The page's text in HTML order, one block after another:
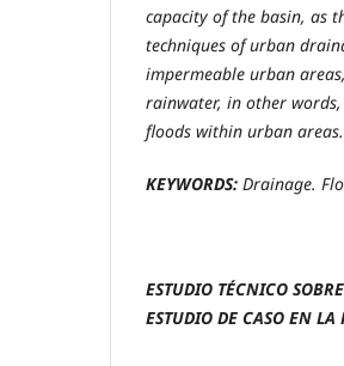
capacity of the basin, as
techniques of urban
impermeable urban
rainwater, in other
floods within urban areas.
KEYWORDS: Drainage.
ESTUDIO TÉCNICO
ESTUDIO DE CASO EN